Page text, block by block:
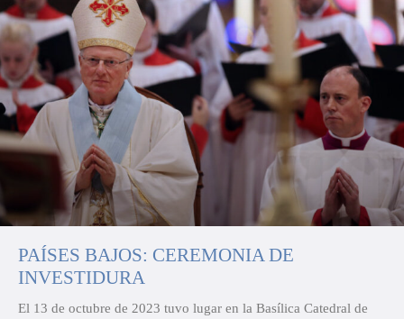
PAÍSES BAJOS: CEREMONIA DE
INVESTIDURA
El 13 de octubre de 2023 tuvo lugar en la Basílica Catedral de